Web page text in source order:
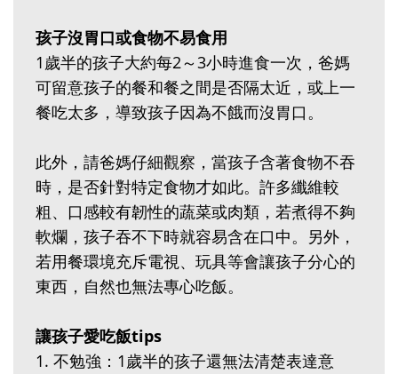
孩子沒胃口或食物不易食用
1歲半的孩子大約每2～3小時進食一次，爸媽
可留意孩子的餐和餐之間是否隔太近，或上一
餐吃太多，導致孩子因為不餓而沒胃口。
此外，請爸媽仔細觀察，當孩子含著食物不吞
時，是否針對特定食物才如此。許多纖維較
粗、口感較有韌性的蔬菜或肉類，若煮得不夠
軟爛，孩子吞不下時就容易含在口中。另外，
若用餐環境充斥電視、玩具等會讓孩子分心的
東西，自然也無法專心吃飯。
讓孩子愛吃飯tips
1. 不勉強：1歲半的孩子還無法清楚表達意